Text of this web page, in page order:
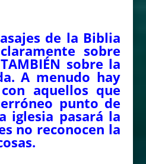
de la Biblia
sobre
sobre la
A menudo hay
aquellos que
punto de
iglesia pasará la
no reconocen la